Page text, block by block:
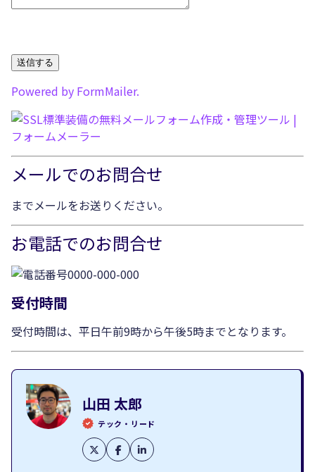
Powered by FormMailer.
メールでのお問合せ
までメールをお送りください。
お電話でのお問合せ
受付時間
受付時間は、平日午前9時から午後5時までとなります。
山田 太郎
テック・リード